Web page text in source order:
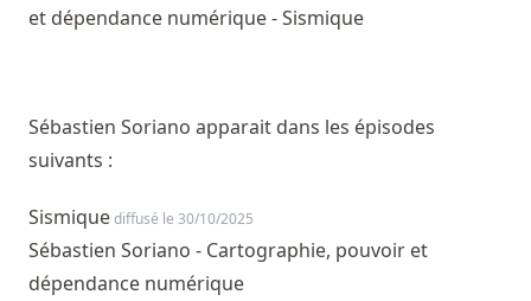
et dépendance numérique - Sismique
Sébastien Soriano apparait dans les épisodes
suivants :
Sismiquediffusé le 30/10/2025
Sébastien Soriano - Cartographie, pouvoir et
dépendance numérique